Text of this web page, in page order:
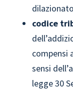
codice
compensi
sensi
legge 30